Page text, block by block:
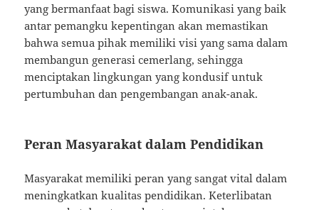
yang bermanfaat bagi siswa. Komunikasi yang baik
antar pemangku kepentingan akan memastikan
bahwa semua pihak memiliki visi yang sama dalam
membangun generasi cemerlang, sehingga
menciptakan lingkungan yang kondusif untuk
pertumbuhan dan pengembangan anak-anak.
Peran Masyarakat dalam Pendidikan
Masyarakat memiliki peran yang sangat vital dalam
meningkatkan kualitas pendidikan. Keterlibatan